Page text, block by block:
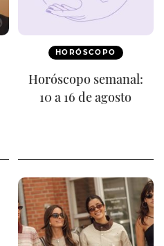
HORÓSCOPO
Horóscopo semanal:
10 a 16 de agosto